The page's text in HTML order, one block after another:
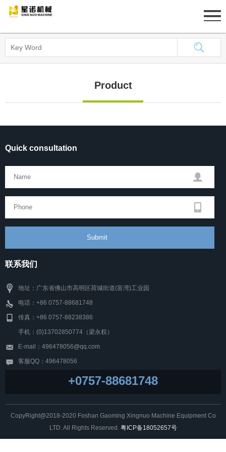
Home
Case
Job
Product
Quick consultation
联系我们
地址：广东省佛山市高明区荷城街道(富湾)工业园
电话：+86 0757-88681748
传真：+86 0757-88238386
手机：(0)13702850774（梁永权）
E-mail：496478056@qq.com
客服QQ：496478056
+0757-88681748
CopyRight@2018-2020 Foshan Gaoming Xingnuo Machine Equipment Co
LTD. All Rights Reserved. 粤ICP备18052657号